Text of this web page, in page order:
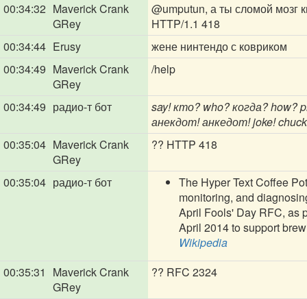
00:34:32 Maverick Crank
GRey
@umputun, а ты сломой мозг
HTTP/1.1 418
00:34:44 Erusy
жене нинтендо с ковриком
00:34:49 Maverick Crank
GRey
/help
00:34:49 радио-т бот
say! кто? who? когда? how?
анекдот! анкедот! joke!
00:35:04 Maverick Crank
GRey
?? HTTP 418
00:35:04 радио-т бот
The Hyper Text Coffee
monitoring, and
April Fools' Day RFC, as
April 2014 to support
Wikipedia
00:35:31
Maverick Crank
GRey
?? RFC 2324